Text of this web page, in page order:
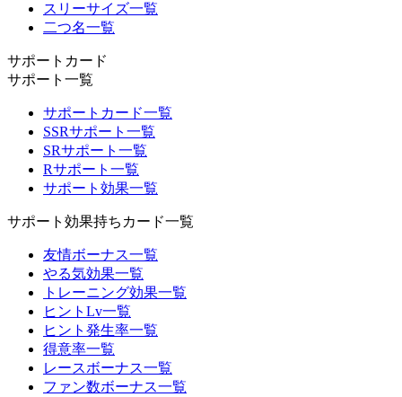
スリーサイズ一覧
二つ名一覧
サポートカード
サポート一覧
サポートカード一覧
SSRサポート一覧
SRサポート一覧
Rサポート一覧
サポート効果一覧
サポート効果持ちカード一覧
友情ボーナス一覧
やる気効果一覧
トレーニング効果一覧
ヒントLv一覧
ヒント発生率一覧
得意率一覧
レースボーナス一覧
ファン数ボーナス一覧